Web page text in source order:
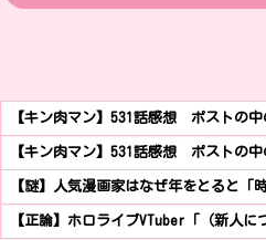
【キン肉マン】531話感想 ポストの
【キン肉マン】531話感想 ポストの
【謎】人気漫画家はなぜ年をとると「
【正論】ホロライブVTuber「（新人